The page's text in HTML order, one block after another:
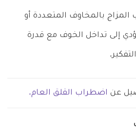
بالمخاوف المتعددة أو
إلى تداخل الخوف مع قدرة
عن اضطراب القلق العام.